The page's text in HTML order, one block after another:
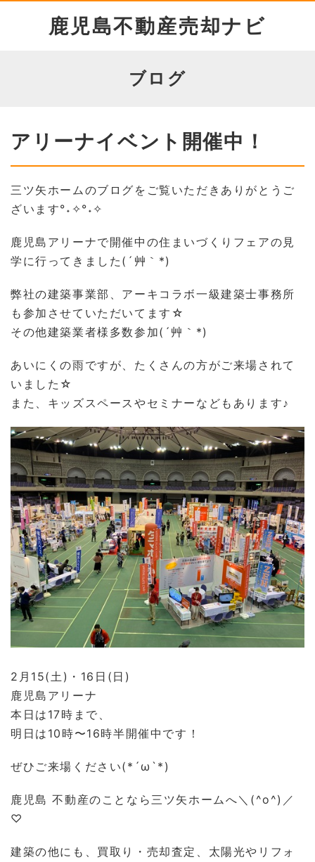
鹿児島不動産売却ナビ
ブログ
アリーナイベント開催中！
三ツ矢ホームのブログをご覧いただきありがとうご
ざいます°˖✧°˖✧
鹿児島アリーナで開催中の住まいづくりフェアの見
学に行ってきました(´艸｀*)
弊社の建築事業部、アーキコラボ一級建築士事務所
も参加させていただいてます☆
その他建築業者様多数参加(´艸｀*)
あいにくの雨ですが、たくさんの方がご来場されて
いました☆
また、キッズスペースやセミナーなどもあります♪
2月15(土)・16日(日)
鹿児島アリーナ
本日は17時まで、
明日は10時〜16時半開催中です！
ぜひご来場ください(*´ω`*)
鹿児島 不動産のことなら三ツ矢ホームへ＼(^o^)／
♡
建築の他にも、買取り・売却査定、太陽光やリフォ